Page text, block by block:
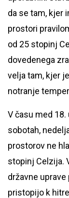
da se tam, kjer
prostori
od 25 stopinj
dovedenega
velja tam, kjer
notranje
V času med
sobotah,
prostorov ne
stopinj Celzija.
državne
pristopijo k